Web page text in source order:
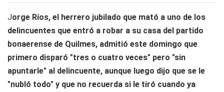
Jorge Ríos, el herrero jubilado que mató a uno de los
delincuentes que entró a robar a su casa del partido
bonaerense de Quilmes, admitió este domingo que
primero disparó "tres o cuatro veces" pero "sin
apuntarle" al delincuente, aunque luego dijo que se le
"nubló todo" y que no recuerda si le tiró cuando ya